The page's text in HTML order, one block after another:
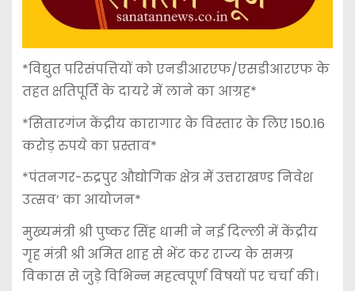
*विद्युत परिसंपत्तियों को एनडीआरएफ/एसडीआरएफ के
तहत क्षतिपूर्ति के दायरे में लाने का आग्रह*
*सितारगंज केंद्रीय कारागार के विस्तार के लिए 150.16
करोड़ रुपये का प्रस्ताव*
*पंतनगर-रुद्रपुर औद्योगिक क्षेत्र में उत्तराखण्ड निवेश
उत्सव’ का आयोजन*
मुख्यमंत्री श्री पुष्कर सिंह धामी ने नई दिल्ली में केंद्रीय
गृह मंत्री श्री अमित शाह से भेंट कर राज्य के समग्र
विकास से जुड़े विभिन्न महत्वपूर्ण विषयों पर चर्चा की।